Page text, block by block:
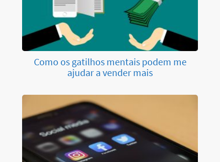
Como os gatilhos mentais podem me
ajudar a vender mais